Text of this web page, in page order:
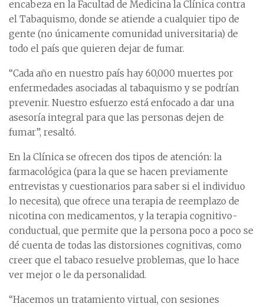
encabeza en la Facultad de Medicina la Clínica contra
el Tabaquismo, donde se atiende a cualquier tipo de
gente (no únicamente comunidad universitaria) de
todo el país que quieren dejar de fumar.
“Cada año en nuestro país hay 60,000 muertes por
enfermedades asociadas al tabaquismo y se podrían
prevenir. Nuestro esfuerzo está enfocado a dar una
asesoría integral para que las personas dejen de
fumar”, resaltó.
En la Clínica se ofrecen dos tipos de atención: la
farmacológica (para la que se hacen previamente
entrevistas y cuestionarios para saber si el individuo
lo necesita), que ofrece una terapia de reemplazo de
nicotina con medicamentos, y la terapia cognitivo-
conductual, que permite que la persona poco a poco se
dé cuenta de todas las distorsiones cognitivas, como
creer que el tabaco resuelve problemas, que lo hace
ver mejor o le da personalidad.
“Hacemos un tratamiento virtual, con sesiones